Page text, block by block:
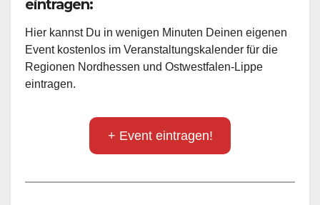
eintragen:
Hier kannst Du in wenigen Minuten Deinen eigenen
Event kostenlos im Veranstaltungskalender für die
Regionen Nordhessen und Ostwestfalen-Lippe
eintragen.
+ Event eintragen!